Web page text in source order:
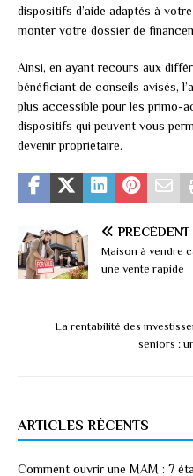
dispositifs d’aide adaptés à
monter votre dossier de
Ainsi, en ayant recours aux
bénéficiant de conseils avisés,
plus accessible pour les primo-
dispositifs qui peuvent vous
devenir propriétaire.
PRÉCÉDENT
Maison à vendre
une vente rapide
La rentabilité des
seniors :
ARTICLES RÉCENTS
Comment ouvrir une MAM : 7